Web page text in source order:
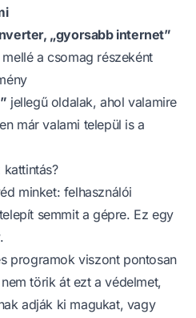
„gyorsabb internet”
a csomag részeként
jellegű oldalak, ahol valamire
már valami települ is a
minket: felhasználói
semmit a gépre. Ez egy
programok viszont pontosan
törik át ezt a védelmet,
adják ki magukat, vagy